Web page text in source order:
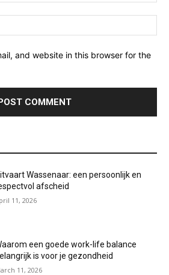
and website in this browser for the
Wassenaar: een persoonlijk en
afscheid
11, 2026
een goede work-life balance
is voor je gezondheid
11, 2026